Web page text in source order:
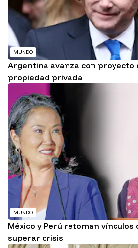
MUNDO
Argentina avanza con proyecto
propiedad privada
MUNDO
México y Perú retoman
superar crisis